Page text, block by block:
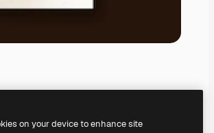
on your device to enhance site